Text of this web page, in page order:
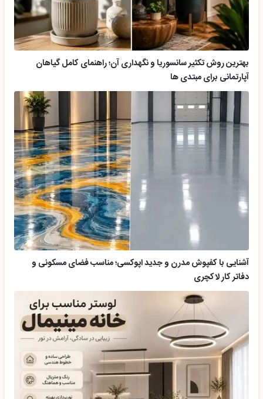
بهترین روش تکثیر سانسوریا و نگهداری آن؛ راهنمای کامل گیاهان
آپارتمانی برای مبتدی ها
آشنایی با کفپوش مدرن و جدید اپوکسی؛ مناسب فضای مسکونی و
دفاتر کار لاکچری